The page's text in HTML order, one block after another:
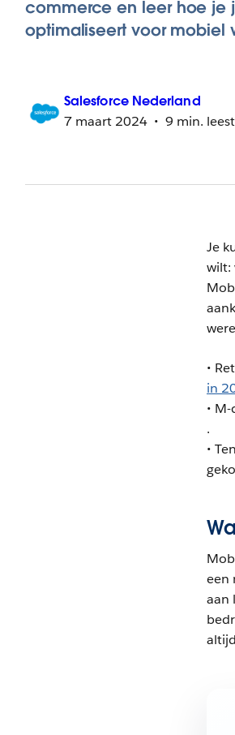
commerce en leer hoe je
optimaliseert voor mobiel
Salesforce Nederland
7 maart 2024
9 min.
Je
wilt:
•
in
•
.
•
een
aan